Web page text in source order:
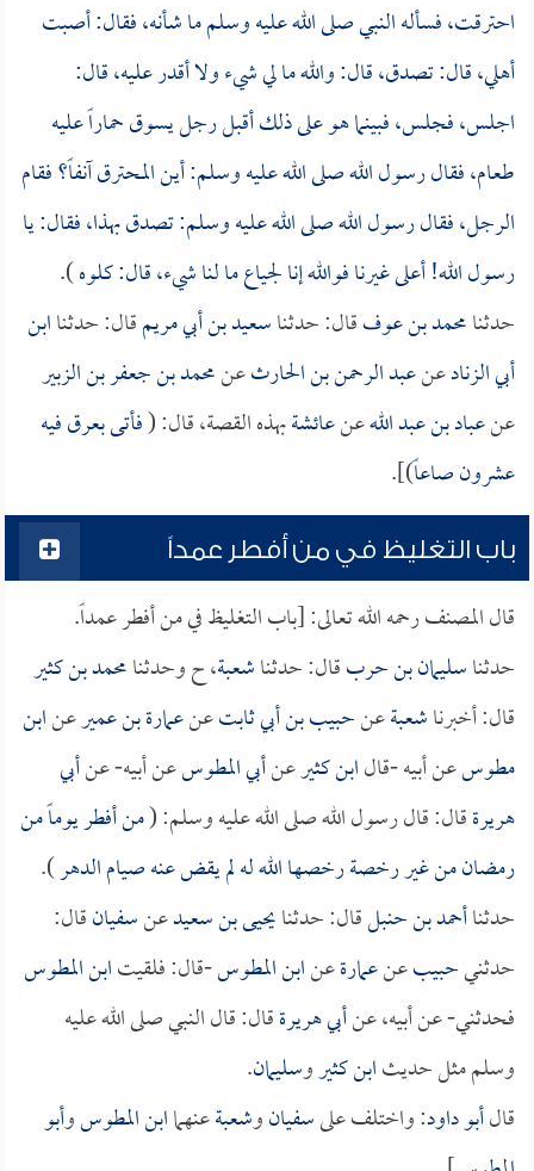
احترقت، فسأله النبي صلى الله عليه وسلم ما شأنه، فقال: أصبت
أهلي، قال: تصدق، قال: والله ما لي شيء ولا أقدر عليه، قال:
اجلس، فجلس، فبينما هو على ذلك أقبل رجل يسوق حماراً عليه
طعام، فقال رسول الله صلى الله عليه وسلم: أين المحترق آنفاً؟ فقام
الرجل، فقال رسول الله صلى الله عليه وسلم: تصدق بهذا، فقال: يا
رسول الله! أعلى غيرنا فوالله إنا لجياع ما لنا شيء، قال: كلوه).
حدثنامحمد بن عوفقال: حدثناسعيد بن أبي مريمقال: حدثناابن
أبي الزنادعنعبد الرحمن بن الحارثعنمحمد بن جعفر بن الزبير
عنعباد بن عبد اللهعنعائشةبهذه القصة، قال: (فأتى بعرق فيه
عشرون صاعاً)].
باب التغليظ في من أفطر عمداً
قال المصنف رحمه الله تعالى: [باب التغليظ في من أفطر عمداً.
حدثناسليمان بن حربقال: حدثناشعبة، ح وحدثنامحمد بن كثير
قال: أخبرناشعبةعنحبيب بن أبي ثابتعنعمارة بن عميرعنابن
مطوسعن أبيه -قالابن كثيرعنأبي المطوسعن أبيه- عنأبي
هريرةقال: قال رسول الله صلى الله عليه وسلم: (من أفطر يوماً من
رمضان من غير رخصة رخصها الله له لم يقض عنه صيام الدهر).
حدثناأحمد بن حنبلقال: حدثنايحيى بن سعيدعنسفيانقال:
حدثنيحبيبعنعمارةعنابن المطوس-قال: فلقيتابن المطوس
فحدثني- عن أبيه، عنأبي هريرةقال: قال النبي صلى الله عليه
وسلم مثل حديثابن كثيروسليمان.
قالأبو داود: واختلف علىسفيانوشعبةعنهماابن المطوسوأبو